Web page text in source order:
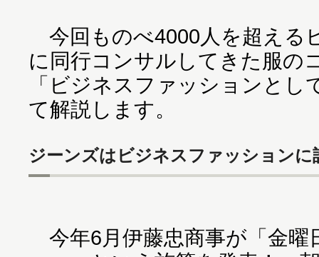
今回ものべ4000人を超える
に同行コンサルしてきた服の
「ビジネスファッションと
て解説します。
ジーンズはビジネスファッションに
今年6月伊藤忠商事が「金曜